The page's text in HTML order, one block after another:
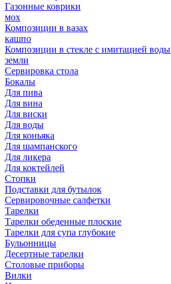
Газонные коврики
мох
Композиции в вазах
кашпо
Композиции в стекле с имитацией воды
земли
Сервировка стола
Бокалы
Для пива
Для вина
Для виски
Для воды
Для коньяка
Для шампанского
Для ликера
Для коктейлей
Стопки
Подставки для бутылок
Сервировочные салфетки
Тарелки
Тарелки обеденные плоские
Тарелки для супа глубокие
Бульонницы
Десертные тарелки
Столовые приборы
Вилки